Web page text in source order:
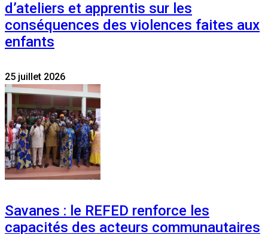
d’ateliers et apprentis sur les
conséquences des violences faites aux
enfants
25 juillet 2026
Savanes : le REFED renforce les
capacités des acteurs communautaires